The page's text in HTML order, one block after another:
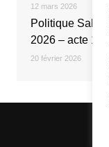
12 mars 2026
Politique
2026 – acte 1
20 février 2026